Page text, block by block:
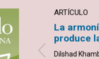
ARTÍCULO
La
produce
Dilshad